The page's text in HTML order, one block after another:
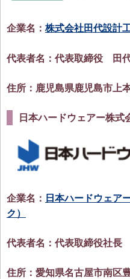
企業名： 株式会社田代設計
代表者名：代表取締役 田
住所：鹿児島県鹿児島市
日本ハードウェアー株式
企業名： 日本ハードウェア
ク）
代表者名：代表取締役社
住所：愛知県名古屋市南区